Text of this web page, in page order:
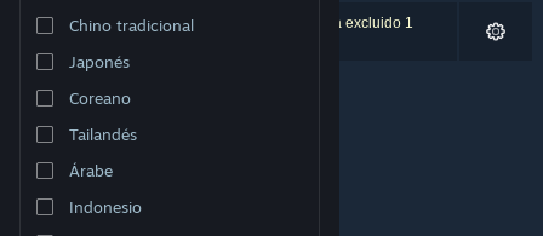
Cambiar idioma
Obtener la aplicación de Steam Mobile
Ver versión clásica
Chino tradicional
Japonés
Coreano
Tailandés
Árabe
Indonesio
0 resultado(s) coinciden con la búsqueda. Se ha excluido 1